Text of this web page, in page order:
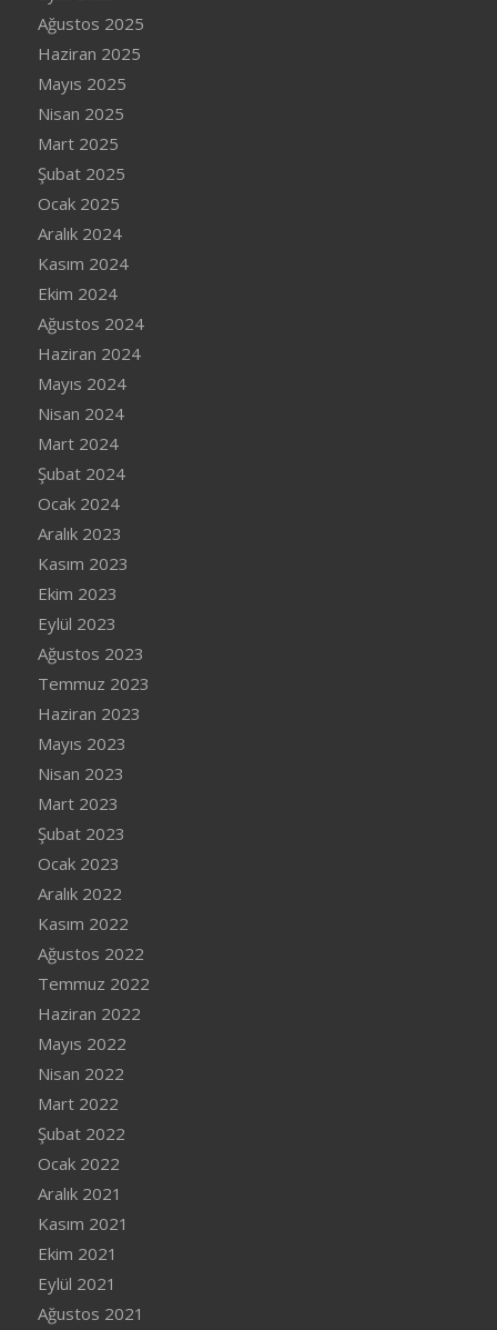
Ağustos 2025
Haziran 2025
Mayıs 2025
Nisan 2025
Mart 2025
Şubat 2025
Ocak 2025
Aralık 2024
Kasım 2024
Ekim 2024
Ağustos 2024
Haziran 2024
Mayıs 2024
Nisan 2024
Mart 2024
Şubat 2024
Ocak 2024
Aralık 2023
Kasım 2023
Ekim 2023
Eylül 2023
Ağustos 2023
Temmuz 2023
Haziran 2023
Mayıs 2023
Nisan 2023
Mart 2023
Şubat 2023
Ocak 2023
Aralık 2022
Kasım 2022
Ağustos 2022
Temmuz 2022
Haziran 2022
Mayıs 2022
Nisan 2022
Mart 2022
Şubat 2022
Ocak 2022
Aralık 2021
Kasım 2021
Ekim 2021
Eylül 2021
Ağustos 2021